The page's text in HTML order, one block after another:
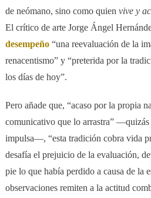
de neómano, sino como quien vive y
El crítico de arte Jorge Ángel
desempeño“una reevaluación de la
renacentismo” y “preterida por la
los días de hoy”.
Pero añade que, “acaso por la propia
comunicativo que lo arrastra” —quizás
impulsa—, “esta tradición cobra vida
desafía el prejuicio de la evaluación,
pie lo que había perdido a causa de la
observaciones remiten a la actitud